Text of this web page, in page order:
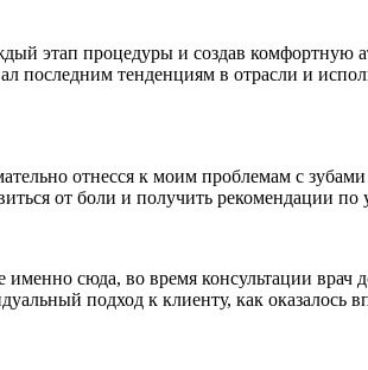
этап процедуры и создав комфортную
последним тенденциям в отрасли и
отнесся к моим проблемам с
от боли и получить рекомендации по
сюда, во время консультации врач
подход к клиенту, как оказалось